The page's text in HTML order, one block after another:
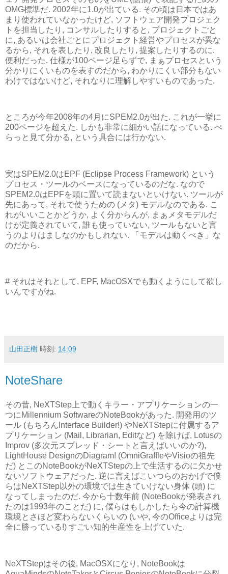
OMG標準だ. 2002年に1.0が出ている. その頃は日本ではあ
まり使われていなかったけど, ソフトウェア開発プロジェク
トを担当したり, コンサルしたりすると, プロジェクトごと
に, あるいは会社ごとにプロジェクト経営やプロセスが異な
るから, それを表したり, 改良したり, 提案したりするのに,
便利だった. 仕様が100ページ足らずで, まぁプロセスという
分かりにくいものを表すのだから, わかりにくい部分もない
わけではないけど, それなりに理解しやすいものであった.
ところが今年2008年の4月にSPEM2.0が出た. これが一挙に
200ページを超えた. しかも非常に細かい話になっている. ぺ
らっと見て分かる, という具合には行かない.
実はSPEM2.0はEPF (Eclipse Process Framework) という
プロセス・ツールのベースになっているのだな. なので
SPEM2.0はEPFを頭に置いて読まないといけない. ツールが
先にあって, それで使うための (メタ) モデルなのである. こ
れがいいことかどうか, よく分からんが, まぁメタモデルだ
けが定義されていて, 誰も使っていない, ツールもないと言
うのよりはましなのかもしれない. 「モデルは動くべき」な
のだから.
# それはそれとして, EPF, MacOSXでも動くようにして欲し
いんですがね.
山田正樹 時刻: 14:09
NoteShare
その昔, NeXTStep上で動くキラー・アプリケーションの一
つにMillennium SoftwareのNoteBookがあった. 開発用のツ
ール (もちろんInterface Builder!) やNeXTStepに付属するア
プリケーション (Mail, Librarian, Editなど) を除けば, Lotusの
Improv (多次元スプレッド・シートと言えばいいのか?),
LightHouse DesignのDiagram! (OmniGraffleやVisioの祖先
だ) とこのNoteBookがNeXTStepの上で生活するのに欠かせ
ないソフトウェアだった. 逆に言えばこいつらのおかげで僕
らはNeXTStep以外の環境では生きていけない身体 (頭) に
なってしまったのだ. 今から十数年前 (NoteBookが発表され
たのは1993年のことだ) に, 僕らはもしかしたら今の計算機
環境とさほど変わらないくらいの (いや, 今のOfficeよりは完
全に勝っている!) すごい知的生産性を上げていた.
NeXTStepはその後, MacOSXになり, NoteBookは